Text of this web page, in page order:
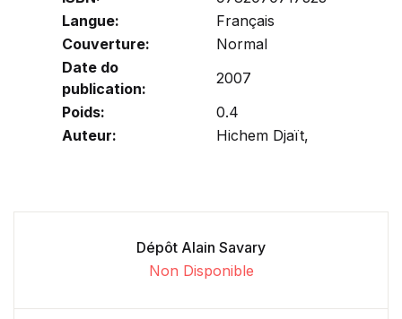
Langue:
Français
Couverture:
Normal
Date do
publication:
2007
Poids:
0.4
Auteur:
Hichem Djaït,
Dépôt Alain Savary
Non Disponible